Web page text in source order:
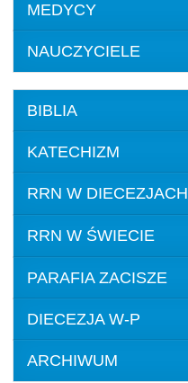
MEDYCY
NAUCZYCIELE
BIBLIA
KATECHIZM
RRN W DIECEZJACH
RRN W ŚWIECIE
PARAFIA ZACISZE
DIECEZJA W-P
ARCHIWUM